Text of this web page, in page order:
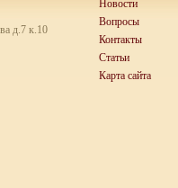
д.7 к.10
Новости
Вопросы
Контакты
Статьи
Карта сайта